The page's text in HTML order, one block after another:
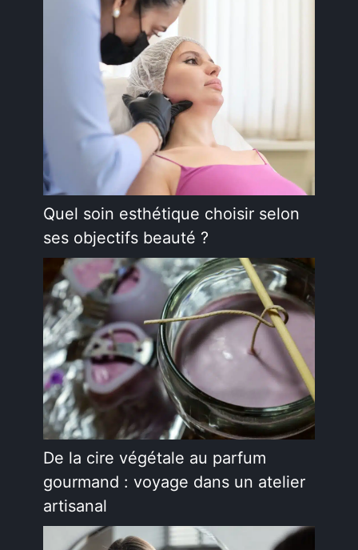
Quel soin esthétique choisir selon
ses objectifs beauté ?
De la cire végétale au parfum
gourmand : voyage dans un atelier
artisanal